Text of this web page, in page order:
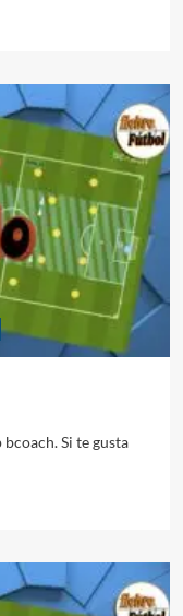
Si te gusta